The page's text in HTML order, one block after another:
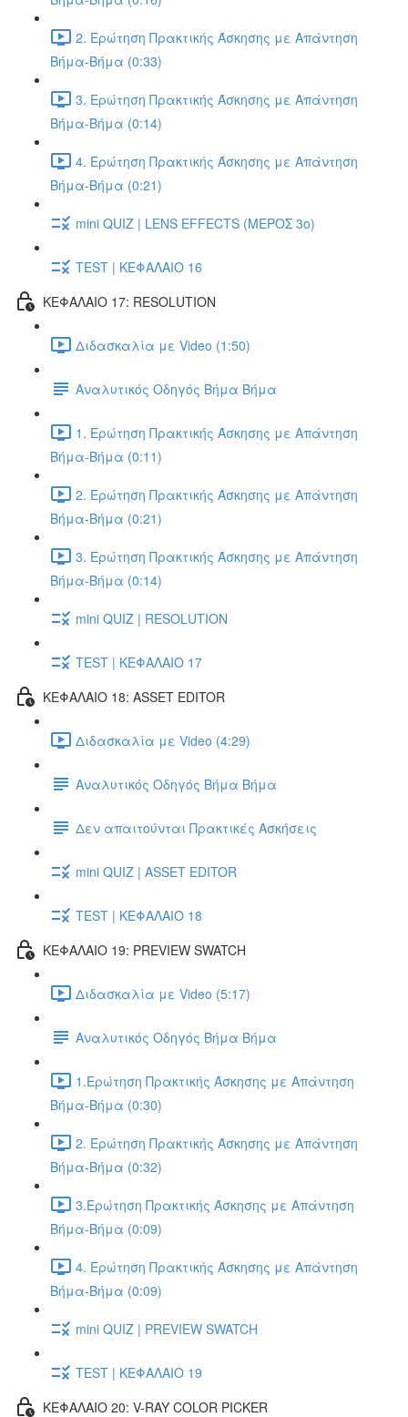
2. Ερώτηση Πρακτικής Άσκησης με Απάντηση
Βήμα-Βήμα (0:33)
3. Ερώτηση Πρακτικής Άσκησης με Απάντηση
Βήμα-Βήμα (0:14)
4. Ερώτηση Πρακτικής Άσκησης με Απάντηση
Βήμα-Βήμα (0:21)
mini QUIZ | LENS EFFECTS (ΜΕΡΟΣ 3o)
TEST | ΚΕΦΑΛΑΙΟ 16
ΚΕΦΑΛΑΙΟ 17: RESOLUTION
Διδασκαλία με Video (1:50)
Αναλυτικός Οδηγός Βήμα Βήμα
1. Ερώτηση Πρακτικής Άσκησης με Απάντηση
Βήμα-Βήμα (0:11)
2. Ερώτηση Πρακτικής Άσκησης με Απάντηση
Βήμα-Βήμα (0:21)
3. Ερώτηση Πρακτικής Άσκησης με Απάντηση
Βήμα-Βήμα (0:14)
mini QUIZ | RESOLUTION
TEST | ΚΕΦΑΛΑΙΟ 17
ΚΕΦΑΛΑΙΟ 18: ASSET EDITOR
Διδασκαλία με Video (4:29)
Αναλυτικός Οδηγός Βήμα Βήμα
Δεν απαιτούνται Πρακτικές Ασκήσεις
mini QUIZ | ASSET EDITOR
TEST | ΚΕΦΑΛΑΙΟ 18
ΚΕΦΑΛΑΙΟ 19: PREVIEW SWATCH
Διδασκαλία με Video (5:17)
Αναλυτικός Οδηγός Βήμα Βήμα
1.Ερώτηση Πρακτικής Άσκησης με Απάντηση
Βήμα-Βήμα (0:30)
2. Ερώτηση Πρακτικής Άσκησης με Απάντηση
Βήμα-Βήμα (0:32)
3.Ερώτηση Πρακτικής Άσκησης με Απάντηση
Βήμα-Βήμα (0:09)
4. Ερώτηση Πρακτικής Άσκησης με Απάντηση
Βήμα-Βήμα (0:09)
mini QUIZ | PREVIEW SWATCH
TEST | ΚΕΦΑΛΑΙΟ 19
ΚΕΦΑΛΑΙΟ 20: V-RAY COLOR PICKER